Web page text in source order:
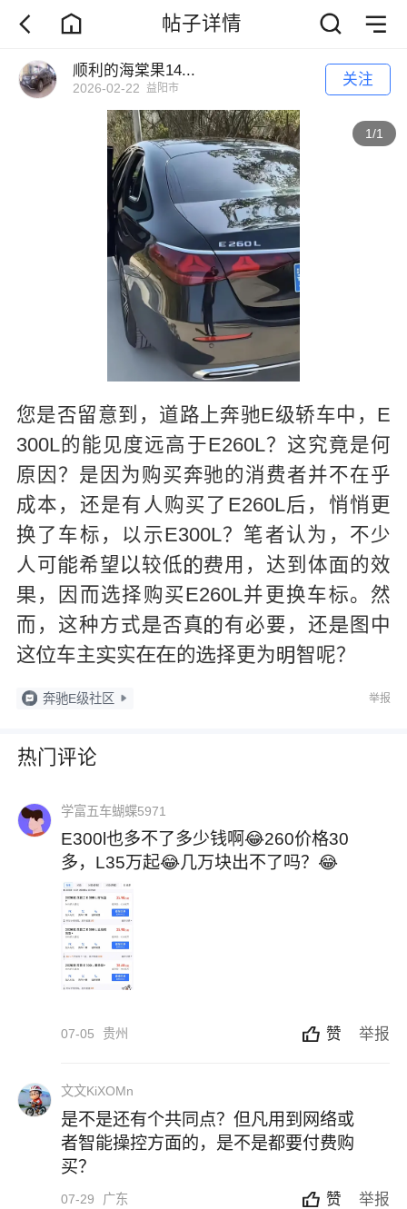
帖子详情
顺利的海棠果14...
2026-02-22 益阳市 关注
1/1
您是否留意到，道路上奔驰E级轿车中，E
300L的能见度远高于E260L？这究竟是何
原因？是因为购买奔驰的消费者并不在乎
成本，还是有人购买了E260L后，悄悄更
换了车标，以示E300L？笔者认为，不少
人可希望较低 用，达到体的效
 ，因而选择购买E260L并更换车。然
而，这种方式否真有必要，还 图中
这车主实的择更为  智呢？
奔驰E级社区 举报
热门评论
学富五车蝴蝶5971
E300l也多不了多少钱啊😂260价格30
多，L35万起😂几万块出不了吗？😂
07-05 贵州 赞 举报
文文KiXOMn
是不是还有个共同点？但凡用到网络或
者智能操控方面的，是不是都要付费购
买？
07-29 广东 赞 举报